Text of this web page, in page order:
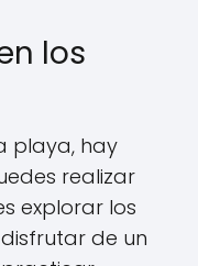
los
playa, hay
realizar
explorar los
de un